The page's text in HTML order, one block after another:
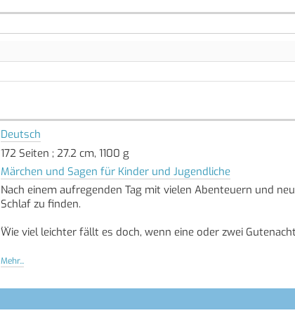
Deutsch
172 Seiten ; 27.2 cm, 1100 g
Märchen und Sagen für Kinder und Jugendliche
Nach einem aufregenden Tag mit vielen Abenteuern und
Schlaf zu finden.
Wie viel leichter fällt es doch, wenn eine oder zwei
Dieses liebevolle Bilderbuch aus der Reihe 5-Minuten-
Mehr...